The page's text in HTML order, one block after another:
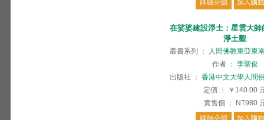
在娑婆建設淨土：星雲大
淨土觀
叢書系列 ：
人間佛教東亞東
作者 ： 李聖俊
出版社
： 香港中文大學人間
定價 ： ￥140.00
實售價 ： NT980